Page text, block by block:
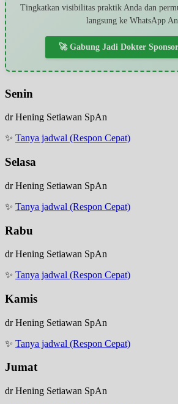
Tingkatkan visibilitas praktik Anda dan
langsung ke WhatsApp
🚀 Gabung Jadi Dokter
Senin
dr Hening Setiawan SpAn
✨ Tanya jadwal (Respon Cepat)
Selasa
dr Hening Setiawan SpAn
✨ Tanya jadwal (Respon Cepat)
Rabu
dr Hening Setiawan SpAn
✨ Tanya jadwal (Respon Cepat)
Kamis
dr Hening Setiawan SpAn
✨ Tanya jadwal (Respon Cepat)
Jumat
dr Hening Setiawan SpAn